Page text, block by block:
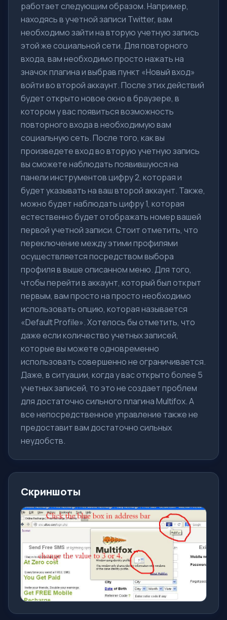
работает следующим образом. Например,
находясь в учетной записи Twitter, вам
необходимо зайти на вторую учетную запись
этой же социальной сети. Для повторного
входа, вам необходимо просто нажать на
значок плагина и выбрав пункт «Новый вход»
войти во второй аккаунт. После этих действий
будет открыто новое окно в браузере, в
котором у вас появиться возможность
повторного входа в необходимую вам
социальную сеть. После того, как вы
произведете вход во вторую учетную запись
вы сможете наблюдать появившуюся на
панели инструментов цифру 2, которая и
будет указывать на ваш второй аккаунт. Также,
можно будет наблюдать цифру 1, которая
естественно будет отображать номер вашей
первой учетной записи. Стоит отметить, что
переключение между этими профилями
осуществляется посредством выбора
профиля в выше описанном меню. Для того,
чтобы перейти в аккаунт, который был открыт
первым, вам просто на просто необходимо
использовать опцию, которая называется
«Default Profile». Хотелось бы отметить, что
даже если количество учетных записей,
которые вы можете одновременно
использовать совершенно не ограничивается.
Даже, в ситуации, когда у вас открыто более 5
учетных записей, то это не создает проблем
для достаточно сильного плагина Multifox. А
все непосредственное управление также не
предоставит вам достаточно сильных
неудобств.
Скриншоты